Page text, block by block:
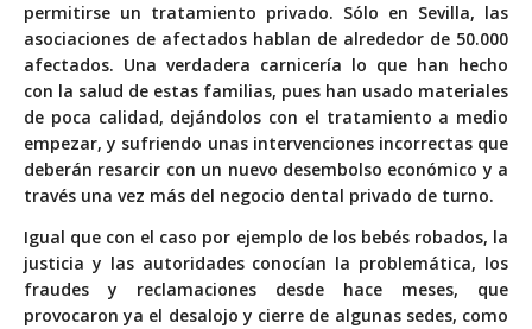
permitirse un tratamiento privado. Sólo en Sevilla, las
asociaciones de afectados hablan de alrededor de 50.000
afectados. Una verdadera carnicería lo que han hecho
con la salud de estas familias, pues han usado materiales
de poca calidad, dejándolos con el tratamiento a medio
empezar, y sufriendo unas intervenciones incorrectas que
deberán resarcir con un nuevo desembolso económico y a
través una vez más del negocio dental privado de turno.
Igual que con el caso por ejemplo de los bebés robados, la
justicia y las autoridades conocían la problemática, los
fraudes y reclamaciones desde hace meses, que
provocaron ya el desalojo y cierre de algunas sedes, como